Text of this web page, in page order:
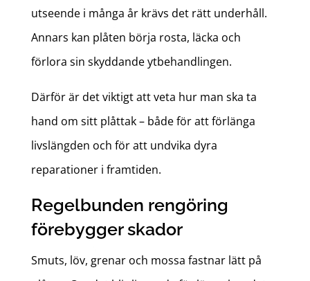
utseende i många år krävs det rätt underhåll.
Annars kan plåten börja rosta, läcka och
förlora sin skyddande ytbehandlingen.
Därför är det viktigt att veta hur man ska ta
hand om sitt plåttak – både för att förlänga
livslängden och för att undvika dyra
reparationer i framtiden.
Regelbunden rengöring
förebygger skador
Smuts, löv, grenar och mossa fastnar lätt på